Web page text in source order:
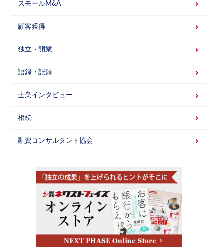
スモールM&A
顧客獲得
独立・開業
語録・記録
士業インタビュー
相続
融資コンサルタント協会